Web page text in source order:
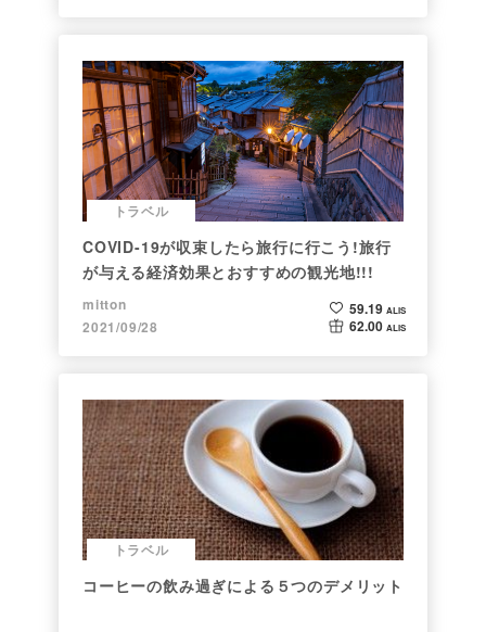
トラベル
COVID-19が収束したら旅行に行こう!旅行
が与える経済効果とおすすめの観光地!!!
mitton
2021/09/28
59.19 ALIS
62.00 ALIS
トラベル
コーヒーの飲み過ぎによる５つのデメリット